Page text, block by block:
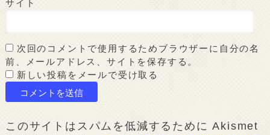
サイト
次回のコメントで使用するためブラウザーに自分の名
前、メールアドレス、サイトを保存する。
新しい投稿をメールで受け取る
このサイトはスパムを低減するために Akismet